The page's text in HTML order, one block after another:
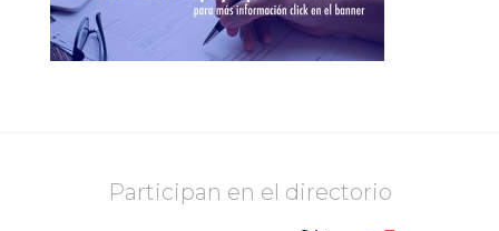
Participan en el directorio